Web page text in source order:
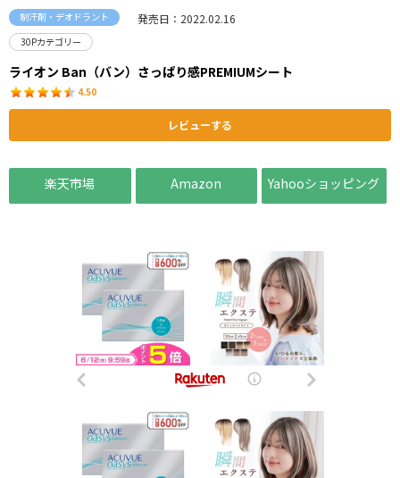
制汗剤・デオドラント 発売日：2022.02.16
30Pカテゴリー
ライオン Ban（バン）さっぱり感PREMIUMシート
4.50
レビューする
楽天市場 Amazon Yahooショッピング